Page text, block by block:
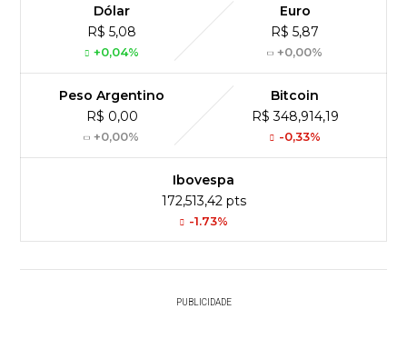
Dólar
R$ 5,08
+0,04%
Euro
R$ 5,87
+0,00%
Peso Argentino
R$ 0,00
+0,00%
Bitcoin
R$ 348,914,19
-0,33%
Ibovespa
172,513,42 pts
-1.73%
PUBLICIDADE